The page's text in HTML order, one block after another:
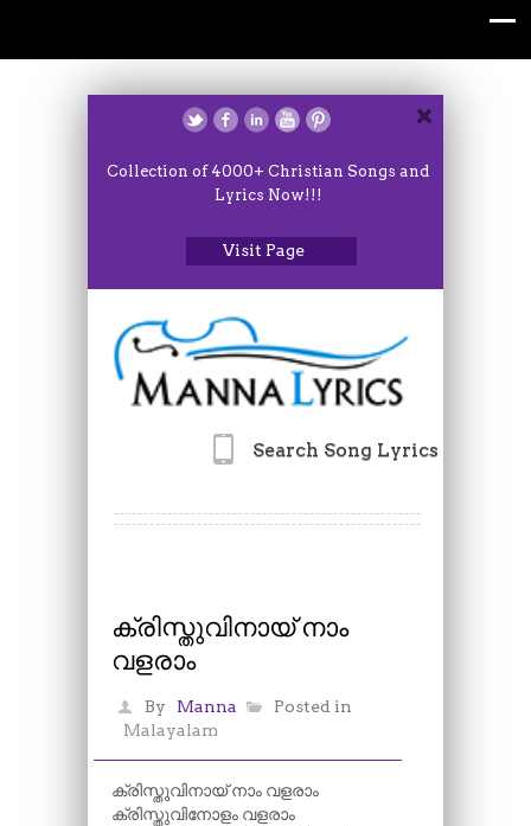
Collection of 4000+ Christian Songs and
Lyrics Now!!!
Visit Page
Search Song Lyrics
ക്രിസ്തുവിനായ് നാം
വളരാം
By Manna
Posted in
Malayalam
ക്രിസ്തുവിനായ് നാം വളരാം
ക്രിസ്തുവിനോളം വളരാം